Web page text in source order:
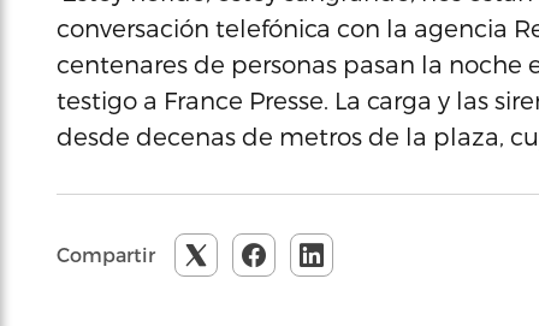
conversación telefónica con la agencia
centenares de personas pasan la noche
testigo a France Presse. La carga y las
desde decenas de metros de la plaza,
Compartir